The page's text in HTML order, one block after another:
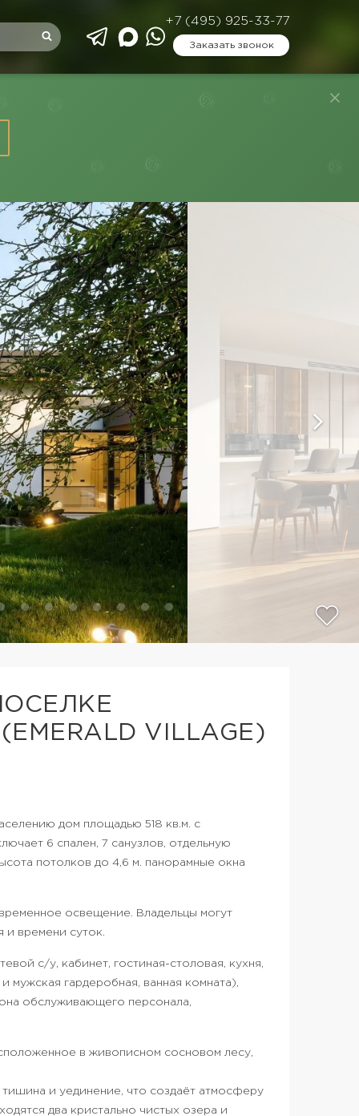
+7 (495) 925-33-77
Заказать звонок
VILLAGE)
дом площадью 518 кв.м. с
6 спален, 7 санузлов, отдельную
потолков до 4,6 м. панорамные окна
освещение. Владельцы могут
и времени суток.
с/у, кабинет, гостиная-столовая, кухня,
мужская гардеробная, ванная комната),
обслуживающего персонала,
в живописном сосновом лесу,
и уединение, что создаёт атмосферу
два кристально чистых озера и